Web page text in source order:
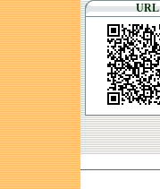
URL